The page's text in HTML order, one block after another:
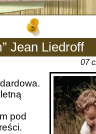
Jean Liedroff
07
pod